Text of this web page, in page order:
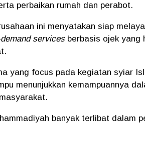
perbaikan rumah dan perabot.
ini menyatakan siap
services berbasis ojek yang
yang focus pada kegiatan syiar
menunjukkan kemampuannya
banyak terlibat dalam